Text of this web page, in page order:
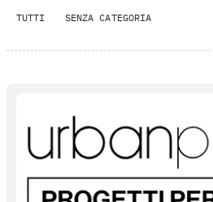
TUTTI SENZA CATEGORIA